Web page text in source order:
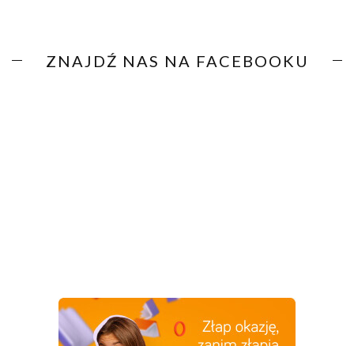
ZNAJDŹ NAS NA FACEBOOKU